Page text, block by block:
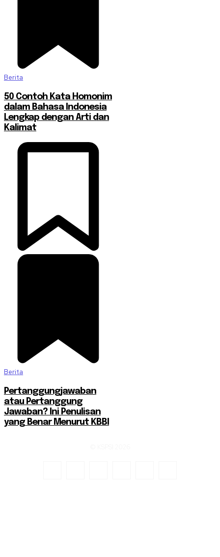
Berita
50 Contoh Kata Homonim
dalam Bahasa Indonesia
Lengkap dengan Arti dan
Kalimat
Berita
Pertanggungjawaban
atau Pertanggung
Jawaban? Ini Penulisan
yang Benar Menurut KBBI